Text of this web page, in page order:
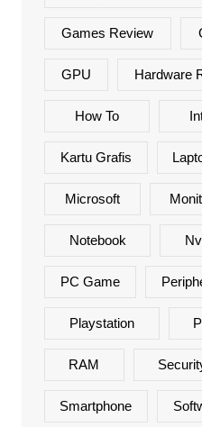
Games Review
GPU Hardware
How To
Kartu Grafis
Microsoft
Notebook
PC Game
Playstation
RAM
Smartphone